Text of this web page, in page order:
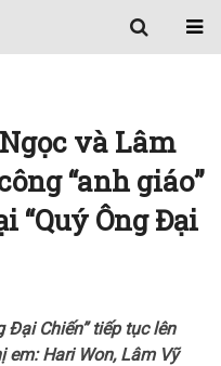
và Lâm
“anh giáo”
“Quý Ông Đại
Đại Chiến” tiếp tục lên
Hari Won, Lâm Vỹ